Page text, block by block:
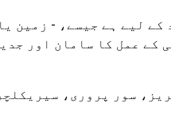
لیے ہے جیسے، - زمین
کے عمل کا سامان اور
سور پروری،